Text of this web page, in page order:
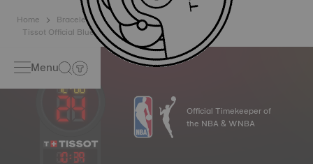
Home
Braceletes
Tissot Official Blue Leather Strap Lugs 21 mm
Menu
10: 39
Official Timekeeper of
the NBA & WNBA